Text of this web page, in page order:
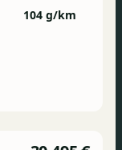
104 g/km